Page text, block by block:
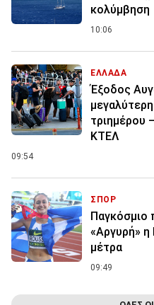
κολύμβηση
10:06
ΕΛΛΑΔΑ
Έξοδος
τριημέρου
ΚΤΕΛ
09:54
ΣΠΟΡ
Παγκόσμιο
«Αργυρή» η
μέτρα
09:49